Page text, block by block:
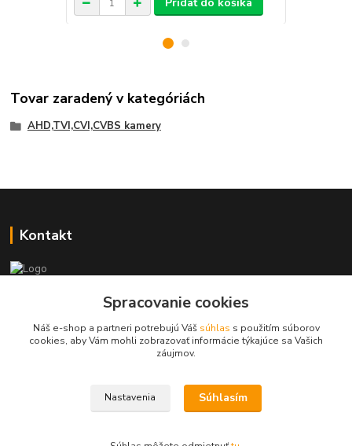
Pridať do košíka
Tovar zaradený v kategóriách
AHD,TVI,CVI,CVBS kamery
Kontakt
+421 917 869 471, +421 917 817 905
info@monitorrs.com
Spracovanie cookies
Náš e-shop a partneri potrebujú Váš súhlas s použitím súborov
cookies, aby Vám mohli zobrazovať informácie týkajúce sa Vašich
záujmov.
Nastavenia Súhlasím